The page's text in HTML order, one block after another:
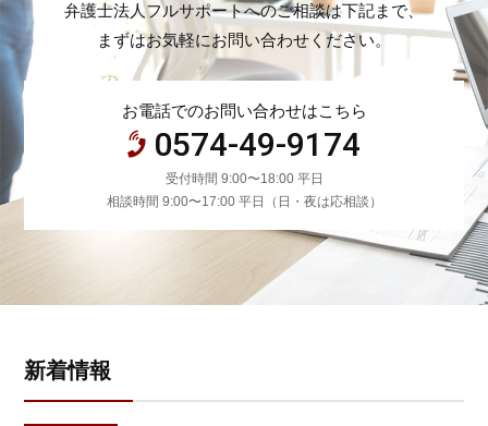
弁護士法人フルサポートへのご相談は下記まで、
まずはお気軽にお問い合わせください。
お電話でのお問い合わせはこちら
0574-49-9174
受付時間 9:00〜18:00 平日
相談時間 9:00〜17:00 平日（日・夜は応相談）
新着情報